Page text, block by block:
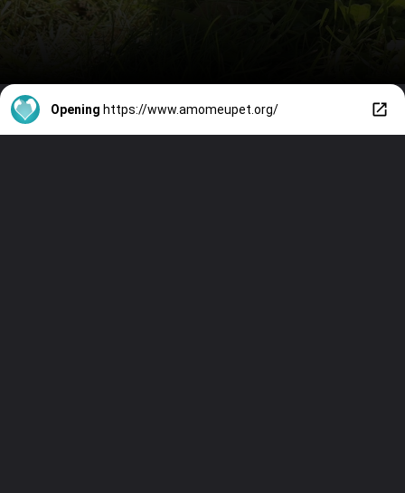
Opening https://www.amomeupet.org/